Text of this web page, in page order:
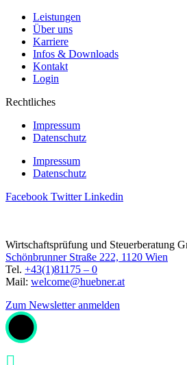
Leistungen
Über uns
Karriere
Infos & Downloads
Kontakt
Login
Rechtliches
Impressum
Datenschutz
Impressum
Datenschutz
Facebook Twitter Linkedin
Wirtschaftsprüfung und Steuerberatung
Schönbrunner Straße 222, 1120 Wien
Tel. +43(1)81175 – 0
Mail: welcome@huebner.at
Zum Newsletter anmelden